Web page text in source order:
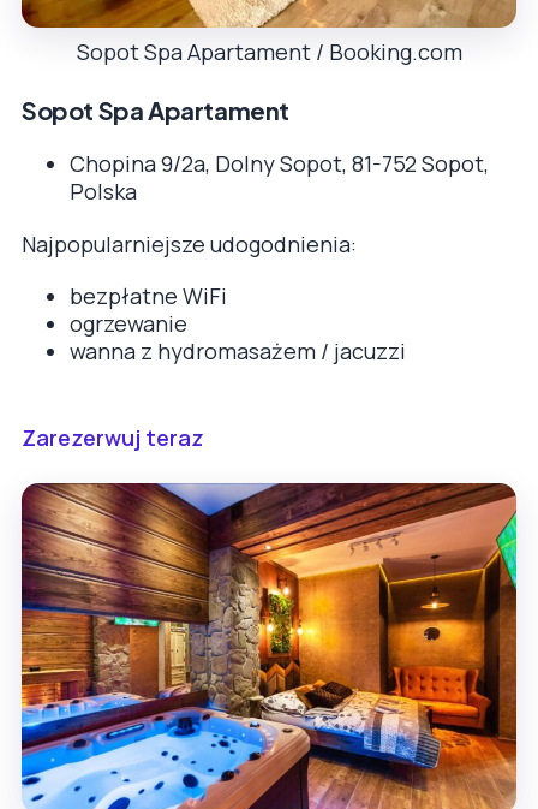
Sopot Spa Apartament / Booking.com
Sopot Spa Apartament
Chopina 9/2a, Dolny Sopot, 81-752 Sopot,
Polska
Najpopularniejsze udogodnienia:
bezpłatne WiFi
ogrzewanie
wanna z hydromasażem / jacuzzi
Zarezerwuj teraz